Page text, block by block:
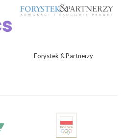
Forystek & Partnerzy